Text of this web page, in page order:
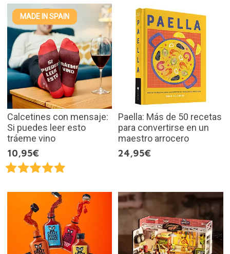
MADE IN SPAIN
Calcetines con mensaje:
Si puedes leer esto
tráeme vino
10,95€
Paella: Más de 50 recetas
para convertirse en un
maestro arrocero
24,95€